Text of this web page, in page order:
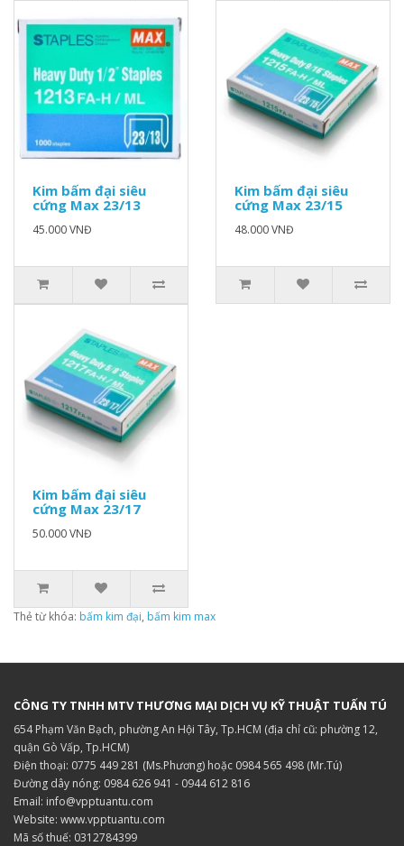
Kim bấm đại siêu
cứng Max 23/13
45.000 VNĐ
Kim bấm đại siêu
cứng Max 23/15
48.000 VNĐ
Kim bấm đại siêu
cứng Max 23/17
50.000 VNĐ
Thẻ từ khóa: bấm kim đại, bấm kim max
CÔNG TY TNHH MTV THƯƠNG MẠI DỊCH VỤ KỸ THUẬT TUẤN TÚ
654 Phạm Văn Bạch, phường An Hội Tây, Tp.HCM (địa chỉ cũ: phường 12,
quận Gò Vấp, Tp.HCM)
Điện thoại: 0775 449 281 (Ms.Phương) hoặc 0984 565 498 (Mr.Tú)
Đường dây nóng: 0984 626 941 - 0944 612 816
Email: info@vpptuantu.com
Website: www.vpptuantu.com
Mã số thuế: 0312784399